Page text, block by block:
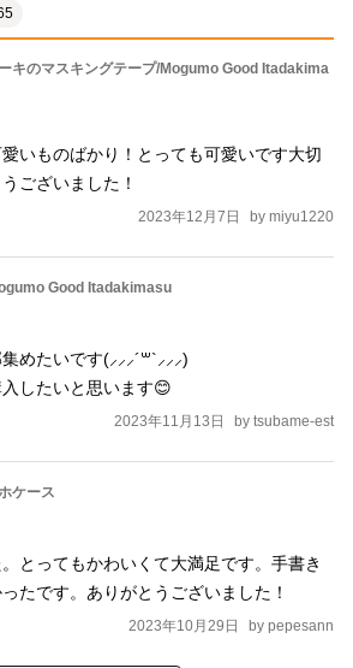
おります！ 保育園幼稚園のお迎え時や、
ンスでもすぐに構えることができ、なく
めポイントがございます◎ ！-カラーによ
ます-！ ストロベリー対応機種は下記の通
、13proMAX、13mini、12、12pro、
、11pro、11proMAX、X*、XS*、８*、７
キのマスキングテープ/Mogumo Good Itadakima
いものばかり！とっても可愛いです大切
ございました！
2023年12月7日 by miyu1220
Good Itadakimasu
めたいです(⸝⸝⸝´꒳`⸝⸝⸝)
したいと思います😊
2023年11月13日 by tsubame-est
ケース
とってもかわいくて大満足です。手書き
たです。ありがとうございました！
2023年10月29日 by pepesann